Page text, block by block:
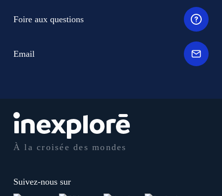
À la croisée des mondes
Suivez-nous sur
Foire aux questions
Email